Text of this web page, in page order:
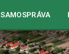
string, array given
SAMOSPRÁVA